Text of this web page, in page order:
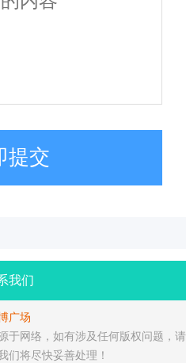
提交
我们
广场
于网络，如有涉及任何版权问题，请
们将尽快妥善处理！